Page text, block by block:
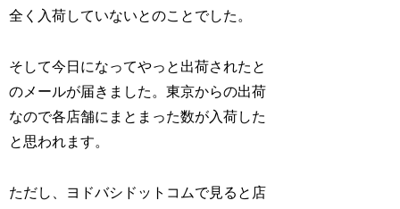
全く入荷していないとのことでした。
そして今日になってやっと出荷されたと
のメールが届きました。東京からの出荷
なので各店舗にまとまった数が入荷した
と思われます。
ただし、ヨドバシドットコムで見ると店